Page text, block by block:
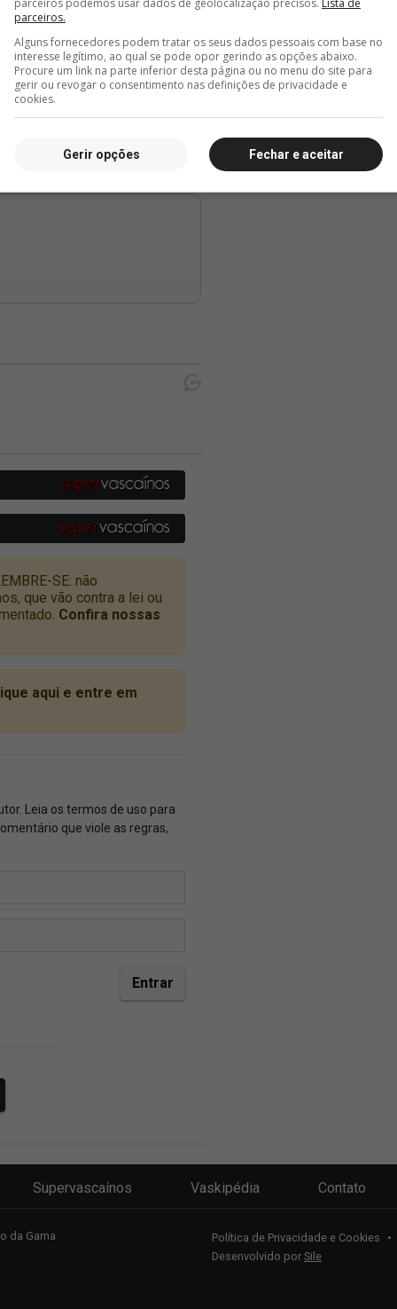
SIte Oficial: Vasco estreia
no Carioca Sub-20 neste
sábado
Site Oficial: Vasco firma
com Isaac Bremer,
do Sub-14
do
Supervascaínos Vaskipédia Contato
da Gama Política de Privacidade e Cookies •
Desenvolvido por Sile
parceiros.
Alguns fornecedores podem tratar os seus dados pessoais com base no
interesse legítimo, ao qual se pode opor gerindo as opções abaixo.
Procure um link na parte inferior desta página ou no menu do site para
gerir ou revogar o consentimento nas definições de privacidade e
cookies.
Fechar e aceitar
Gerir opções